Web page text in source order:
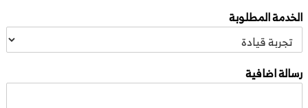
الخدمة المطلوبة
رسالة اضافية